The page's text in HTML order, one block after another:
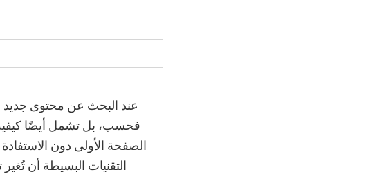
عند البحث عن محتوى جديد
فحسب، بل تشمل أيضًا كيفية
الصفحة الأولى دون
التقنيات البسيطة أن